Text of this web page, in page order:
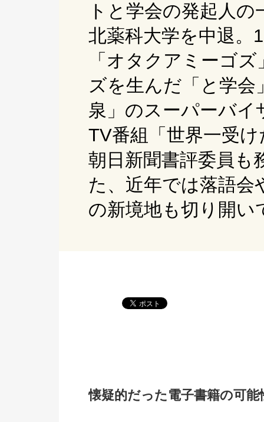
トと学会の発起人
北薬科大学を中退。
「オタクアミーゴ
ズを生んだ「と学
泉」のスーパーバイ
TV番組「世界一受
朝日新聞書評委員も
た、近年では落語会
の新境地も切り開い
懐疑的だった電子書籍の可